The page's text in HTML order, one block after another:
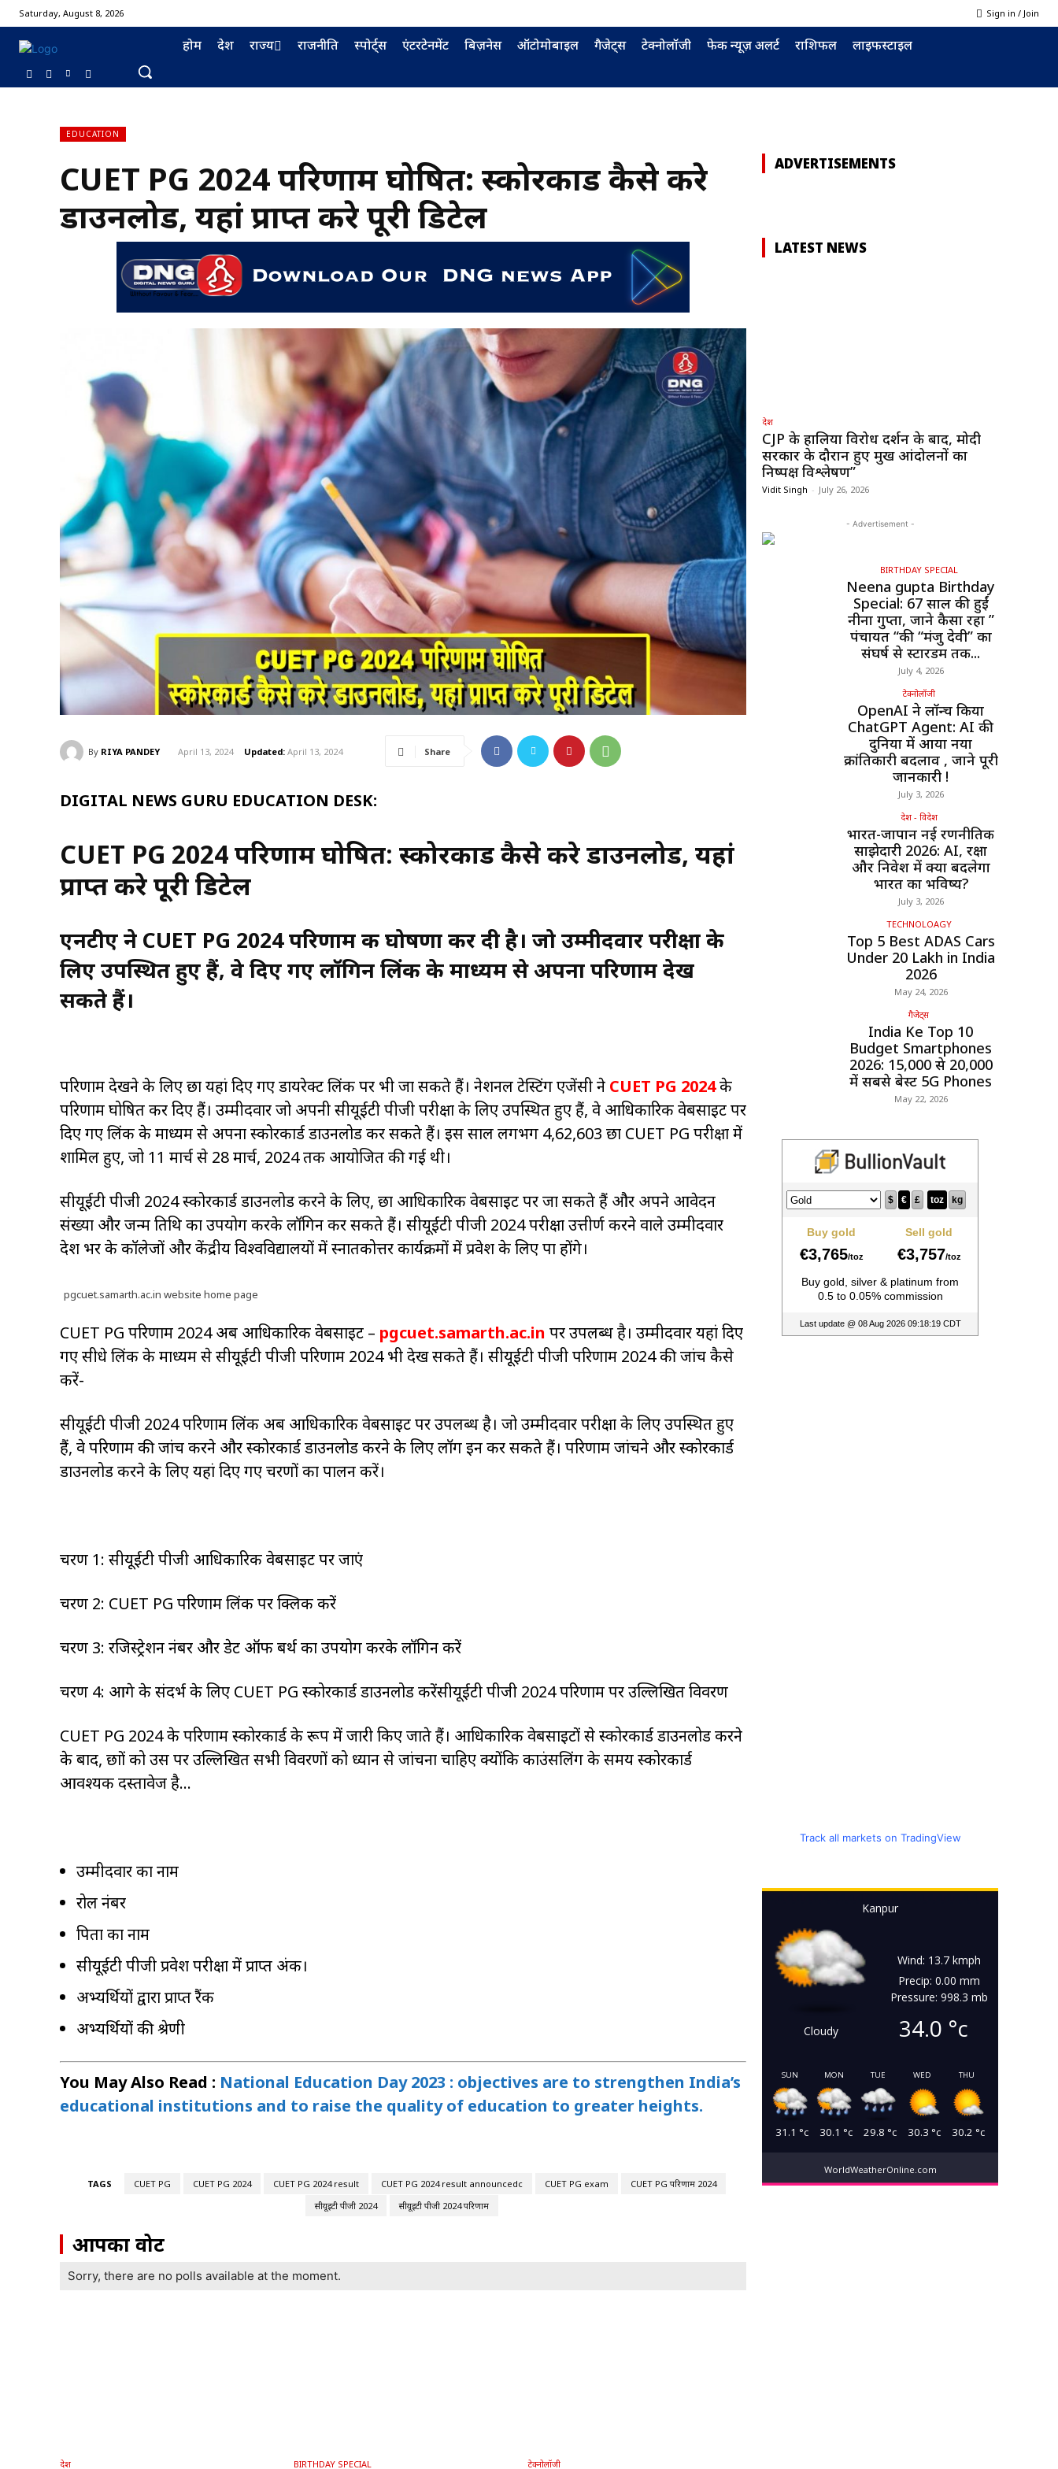
Saturday, August 8, 2026 Sign in / Join
होम देश राज्य राजनीति स्पोर्ट्स एंटरटेनमेंट बिज़नेस ऑटोमोबाइल गैजेट्स टेक्नोलॉजी फेक न्यूज़ अलर्ट राशिफल लाइफस्टाइल
EDUCATION
CUET PG 2024 परिणाम घोषित: स्कोरकार्ड कैसे करे
डाउनलोड, यहां प्राप्त करे पूरी डिटेल
By RIYA PANDEY April 13, 2024 Updated: April 13, 2024 Share
DIGITAL NEWS GURU EDUCATION DESK:
CUET PG 2024 परिणाम घोषित: स्कोरकार्ड कैसे करे डाउनलोड, यहां
प्राप्त करे पूरी डिटेल
एनटीए ने CUET PG 2024 परिणाम की घोषणा कर दी है। जो उम्मीदवार परीक्षा के
लिए उपस्थित हुए हैं, वे दिए गए लॉगिन लिंक के माध्यम से अपना परिणाम देख
सकते हैं।
परिणाम देखने के लिए छात्र यहां दिए गए डायरेक्ट लिंक पर भी जा सकते हैं। नेशनल टेस्टिंग एजेंसी ने CUET PG 2024के
परिणाम घोषित कर दिए हैं। उम्मीदवार जो अपनी सीयूईटी पीजी परीक्षा के लिए उपस्थित हुए हैं, वे आधिकारिक वेबसाइट पर
दिए गए लिंक के माध्यम से अपना स्कोरकार्ड डाउनलोड कर सकते हैं। इस साल लगभग 4,62,603 ​​छात्र CUET PG परीक्षा में
शामिल हुए, जो 11 मार्च से 28 मार्च, 2024 तक आयोजित की गई थी।
सीयूईटी पीजी 2024 स्कोरकार्ड डाउनलोड करने के लिए, छात्र आधिकारिक वेबसाइट पर जा सकते हैं और अपने आवेदन
संख्या और जन्म तिथि का उपयोग करके लॉगिन कर सकते हैं। सीयूईटी पीजी 2024 परीक्षा उत्तीर्ण करने वाले उम्मीदवार
देश भर के कॉलेजों और केंद्रीय विश्वविद्यालयों में स्नातकोत्तर कार्यक्रमों में प्रवेश के लिए पात्र होंगे।
pgcuet.samarth.ac.in website home page
CUET PG परिणाम 2024 अब आधिकारिक वेबसाइट – pgcuet.samarth.ac.in पर उपलब्ध है। उम्मीदवार यहां दिए
गए सीधे लिंक के माध्यम से सीयूईटी पीजी परिणाम 2024 भी देख सकते हैं। सीयूईटी पीजी परिणाम 2024 की जांच कैसे
करें-
सीयूईटी पीजी 2024 परिणाम लिंक अब आधिकारिक वेबसाइट पर उपलब्ध है। जो उम्मीदवार परीक्षा के लिए उपस्थित हुए
हैं, वे परिणाम की जांच करने और स्कोरकार्ड डाउनलोड करने के लिए लॉग इन कर सकते हैं। परिणाम जांचने और स्कोरकार्ड
डाउनलोड करने के लिए यहां दिए गए चरणों का पालन करें।
चरण 1: सीयूईटी पीजी आधिकारिक वेबसाइट पर जाएं
चरण 2: CUET PG परिणाम लिंक पर क्लिक करें
चरण 3: रजिस्ट्रेशन नंबर और डेट ऑफ बर्थ का उपयोग करके लॉगिन करें
चरण 4: आगे के संदर्भ के लिए CUET PG स्कोरकार्ड डाउनलोड करेंसीयूईटी पीजी 2024 परिणाम पर उल्लिखित विवरण
CUET PG 2024 के परिणाम स्कोरकार्ड के रूप में जारी किए जाते हैं। आधिकारिक वेबसाइटों से स्कोरकार्ड डाउनलोड करने
के बाद, छात्रों को उस पर उल्लिखित सभी विवरणों को ध्यान से जांचना चाहिए क्योंकि काउंसलिंग के समय स्कोरकार्ड
आवश्यक दस्तावेज है…
उम्मीदवार का नाम
रोल नंबर
पिता का नाम
सीयूईटी पीजी प्रवेश परीक्षा में प्राप्त अंक।
अभ्यर्थियों द्वारा प्राप्त रैंक
अभ्यर्थियों की श्रेणी
You May Also Read : National Education Day 2023 : objectives are to strengthen India’s
educational institutions and to raise the quality of education to greater heights.
TAGS CUET PG CUET PG 2024 CUET PG 2024 result CUET PG 2024 result announcedc CUET PG exam
CUET PG परिणाम 2024
सीयूईटी पीजी 2024
सीयूईटी पीजी 2024 परिणाम
आपका वोट
Sorry, there are no polls available at the moment.
देश BIRTHDAY SPECIAL टेक्नोलॉजी
ADVERTISEMENTS
LATEST NEWS
देश
CJP के हालिया विरोध प्रदर्शन के बाद, मोदी
सरकार के दौरान हुए प्रमुख आंदोलनों का
निष्पक्ष विश्लेषण”
Vidit Singh - July 26, 2026
- Advertisement -
BIRTHDAY SPECIAL
Neena gupta Birthday
Special: 67 साल की हुईं
नीना गुप्ता, जाने कैसा रहा ”
पंचायत “की “मंजु देवी” का
संघर्ष से स्टारडम तक...
July 4, 2026
टेक्नोलॉजी
OpenAI ने लॉन्च किया
ChatGPT Agent: AI की
दुनिया में आया नया
क्रांतिकारी बदलाव , जाने पूरी
जानकारी !
July 3, 2026
देश - विदेश
भारत-जापान नई रणनीतिक
साझेदारी 2026: AI, रक्षा
और निवेश में क्या बदलेगा
भारत का भविष्य?
July 3, 2026
TECHNOLOAGY
Top 5 Best ADAS Cars
Under ₹20 Lakh in India
2026
May 24, 2026
गैजेट्स
India Ke Top 10
Budget Smartphones
2026: ₹15,000 से ₹20,000
में सबसे बेस्ट 5G Phones
May 22, 2026
Track all markets on TradingView
Kanpur
Cloudy
Wind: 13.7 kmph
Precip: 0.00 mm
Pressure: 998.3 mb
34.0 °c
SUN
31.1 °c
MON
30.1 °c
TUE
29.8 °c
WED
30.3 °c
THU
30.2 °c
WorldWeatherOnline.com